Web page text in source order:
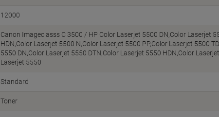
12000
Canon Imageclasss C 3500 / HP Color Laserjet 5500 DN,Color Laserjet
HDN,Color Laserjet 5500 N,Color Laserjet 5500 PP,Color Laserjet 5500
5550 DN,Color Laserjet 5550 DTN,Color Laserjet 5550 HDN,Color
Laserjet 5550
Standard
Toner